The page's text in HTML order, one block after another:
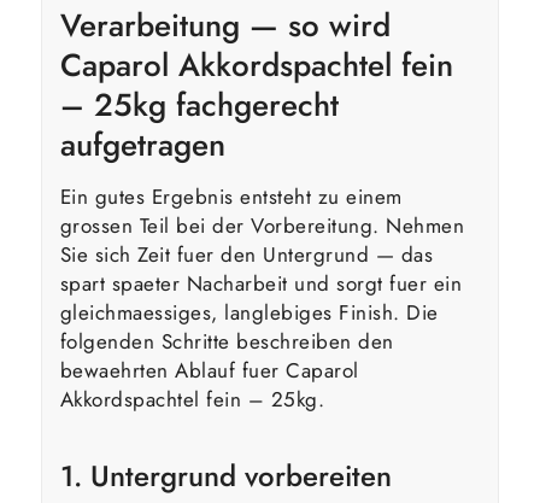
Verarbeitung — so wird
Caparol Akkordspachtel fein
– 25kg fachgerecht
aufgetragen
Ein gutes Ergebnis entsteht zu einem
grossen Teil bei der Vorbereitung. Nehmen
Sie sich Zeit fuer den Untergrund — das
spart spaeter Nacharbeit und sorgt fuer ein
gleichmaessiges, langlebiges Finish. Die
folgenden Schritte beschreiben den
bewaehrten Ablauf fuer Caparol
Akkordspachtel fein – 25kg.
1. Untergrund vorbereiten